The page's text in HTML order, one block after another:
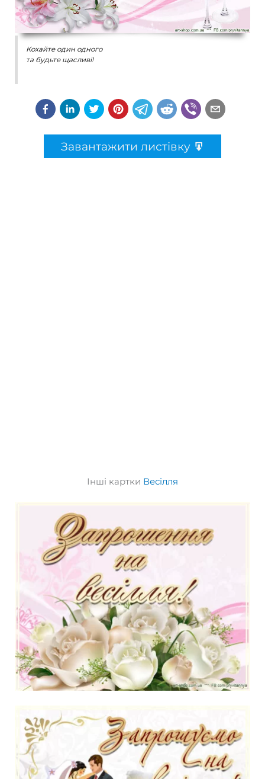
Кохайте один одного
та будьте щасливі!
Завантажити листівку
Інші картки Весілля